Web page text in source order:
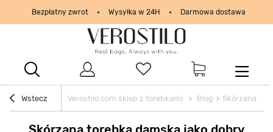
Bezpłatny zwrot Wysyłka w 24H Darmowa dostawa
PayPo - kup i zapłać za30dni Kupon40 zł
Prezenty na Walentynki: zamów do11.02 g. 14:00KUP TERAZ
Wstecz Verostilo.com sklep z torebkami Blog Skórzana